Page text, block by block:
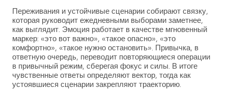
Переживания и устойчивые сценарии собирают связку,
которая руководит ежедневными выборами заметнее,
как выглядит. Эмоция работает в качестве мгновенный
маркер: «это вот важно», «такое опасно», «это
комфортно», «такое нужно остановить». Привычка, в
ответную очередь, переводит повторяющиеся операции
в привычный режим, сберегая фокус и силы. В итоге
чувственные ответы определяют вектор, тогда как
устоявшиеся сценарии закрепляют траекторию.